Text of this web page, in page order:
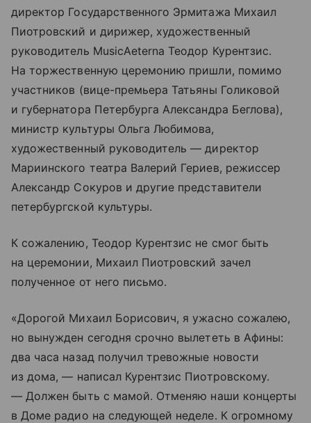
директор Государственного Эрмитажа Михаил
Пиотровский и дирижер, художественный
руководитель MusicAeterna Теодор Курентзис.
На торжественную церемонию пришли, помимо
участников (вице-премьера Татьяны Голиковой
и губернатора Петербурга Александра Беглова),
министр культуры Ольга Любимова,
художественный руководитель — директор
Мариинского театра Валерий Гериев, режиссер
Александр Сокуров и другие представители
петербургской культуры.
К сожалению, Теодор Курентзис не смог быть
на церемонии, Михаил Пиотровский зачел
полученное от него письмо.
«Дорогой Михаил Борисович, я ужасно сожалею,
но вынужден сегодня срочно вылететь в Афины:
два часа назад получил тревожные новости
из дома, — написал Курентзис Пиотровскому.
— Должен быть с мамой. Отменяю наши концерты
в Доме радио на следующей неделе. К огромному